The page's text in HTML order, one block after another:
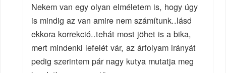
Nekem van egy olyan elméletem is, hogy úgy
is mindig az van amire nem számítunk..lásd
ekkora korrekció..tehát most jöhet is a bika,
mert mindenki lefelét vár, az árfolyam irányát
pedig szerintem pár nagy kutya mutatja meg